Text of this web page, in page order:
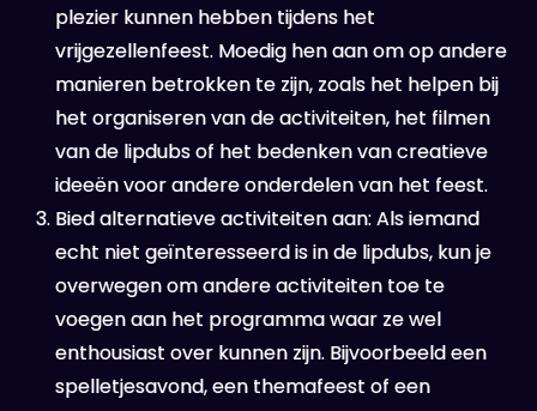
plezier kunnen hebben tijdens het
vrijgezellenfeest. Moedig hen aan om op andere
manieren betrokken te zijn, zoals het helpen bij
het organiseren van de activiteiten, het filmen
van de lipdubs of het bedenken van creatieve
ideeën voor andere onderdelen van het feest.
Bied alternatieve activiteiten aan: Als iemand
echt niet geïnteresseerd is in de lipdubs, kun je
overwegen om andere activiteiten toe te
voegen aan het programma waar ze wel
enthousiast over kunnen zijn. Bijvoorbeeld een
spelletjesavond, een themafeest of een